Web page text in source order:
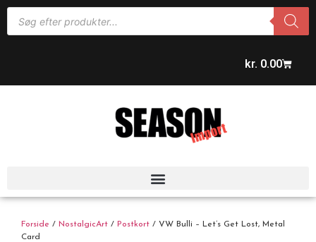
kr. 0.00
Forside / NostalgicArt / Postkort / VW Bulli – Let’s Get Lost, Metal
Card